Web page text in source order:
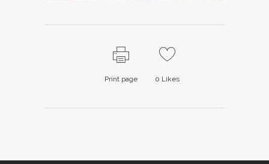
Print page 0 Likes